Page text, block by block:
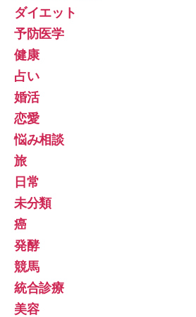
ダイエット
予防医学
健康
占い
婚活
恋愛
悩み相談
旅
日常
未分類
癌
発酵
競馬
統合診療
美容